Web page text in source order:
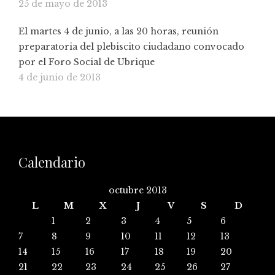
25 de mayo de 2013
El martes 4 de junio, a las 20 horas, reunión
preparatoria del plebiscito ciudadano convocado
por el Foro Social de Ubrique
4 de junio de 2013
Calendario
octubre 2013
L
M X J V S
D
1
2 3 4 5
6
7
8 9 10 11 12
13
14
15 16 17 18 19
20
21
22 23 24 25 26 27